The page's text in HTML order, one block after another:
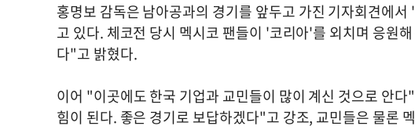
홍명보 감독은 남아공과의 경기를 앞두고 가진 기자회견에
고 있다. 체코전 당시 멕시코 팬들이 '코리아'를 외치며 응원
다"고 밝혔다.
이어 "이곳에도 한국 기업과 교민들이 많이 계신 것으로 안
힘이 된다. 좋은 경기로 보답하겠다"고 강조, 교민들은 물론